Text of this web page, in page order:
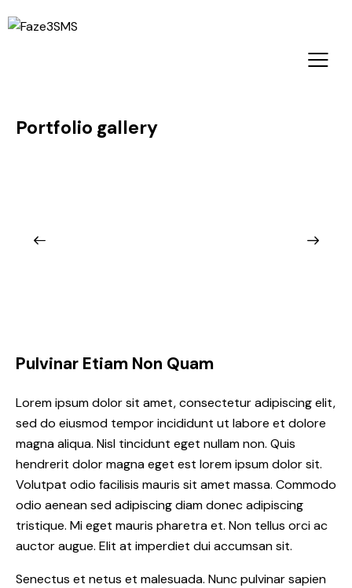
Portfolio gallery
Pulvinar Etiam Non Quam
Lorem ipsum dolor sit amet, consectetur adipiscing elit,
sed do eiusmod tempor incididunt ut labore et dolore
magna aliqua. Nisl tincidunt eget nullam non. Quis
hendrerit dolor magna eget est lorem ipsum dolor sit.
Volutpat odio facilisis mauris sit amet massa. Commodo
odio aenean sed adipiscing diam donec adipiscing
tristique. Mi eget mauris pharetra et. Non tellus orci ac
auctor augue. Elit at imperdiet dui accumsan sit.
Senectus et netus et malesuada. Nunc pulvinar sapien